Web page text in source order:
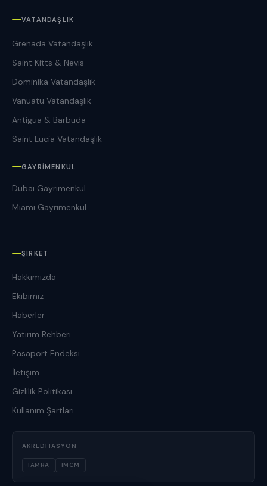
VATANDAŞLIK
Grenada Vatandaşlık
Saint Kitts & Nevis
Dominika Vatandaşlık
Vanuatu Vatandaşlık
Antigua & Barbuda
Saint Lucia Vatandaşlık
GAYRIMENKUL
Dubai Gayrimenkul
Miami Gayrimenkul
ŞIRKET
Hakkımızda
Ekibimiz
Haberler
Yatırım Rehberi
Pasaport Endeksi
İletişim
Gizlilik Politikası
Kullanım Şartları
AKREDITASYON
IAMRA IMCM